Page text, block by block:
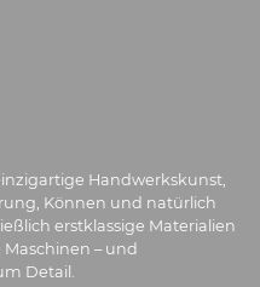
Handwerkskunst,
Können und natürlich
erstklassige Materialien
– und
Detail.